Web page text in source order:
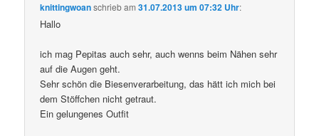
knittingwoanschriebam31.07.2013 um 07:32 Uhr:
Hallo
ich mag Pepitas auch sehr, auch wenns beim Nähen sehr
auf die Augen geht.
Sehr schön die Biesenverarbeitung, das hätt ich mich bei
dem Stöffchen nicht getraut.
Ein gelungenes Outfit